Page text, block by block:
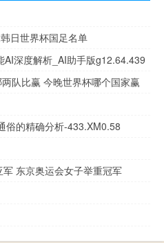
日世界杯国足名单
深度解析_AI助手版g12.64.439
队比赢 今晚世界杯哪个国家赢
俗的精确分析-433.XM0.58
东京奥运会女子举重冠军